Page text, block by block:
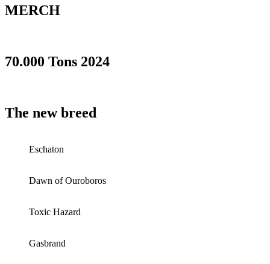
MERCH
70.000 Tons 2024
The new breed
Eschaton
Dawn of Ouroboros
Toxic Hazard
Gasbrand